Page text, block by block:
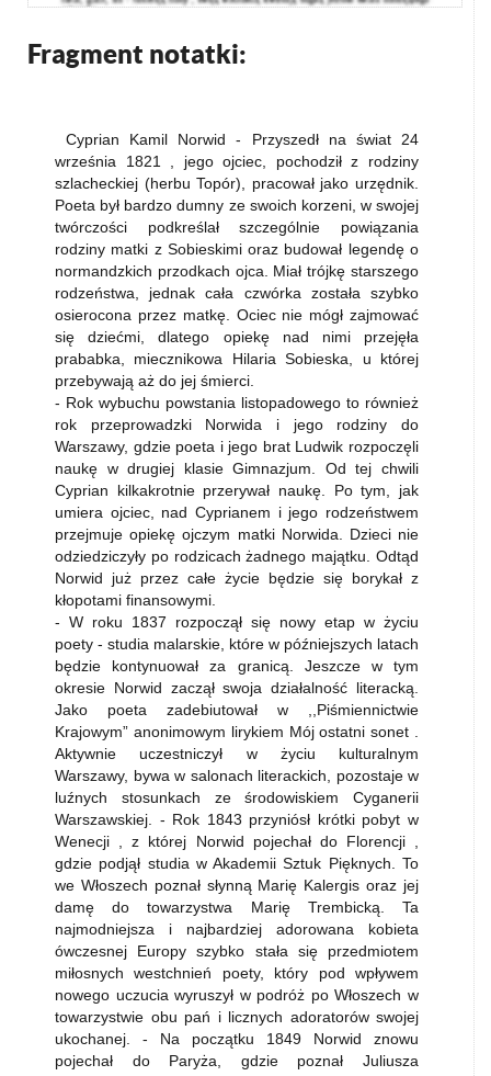
Fragment notatki:
Cyprian Kamil Norwid - Przyszedł na świat 24
września 1821 , jego ojciec, pochodził z rodziny
szlacheckiej (herbu Topór), pracował jako urzędnik.
Poeta był bardzo dumny ze swoich korzeni, w swojej
twórczości podkreślał szczególnie powiązania
rodziny matki z Sobieskimi oraz budował legendę o
normandzkich przodkach ojca. Miał trójkę starszego
rodzeństwa, jednak cała czwórka została szybko
osierocona przez matkę. Ociec nie mógł zajmować
się dziećmi, dlatego opiekę nad nimi przejęła
prababka, miecznikowa Hilaria Sobieska, u której
przebywają aż do jej śmierci.
- Rok wybuchu powstania listopadowego to również
rok przeprowadzki Norwida i jego rodziny do
Warszawy, gdzie poeta i jego brat Ludwik rozpoczęli
naukę w drugiej klasie Gimnazjum. Od tej chwili
Cyprian kilkakrotnie przerywał naukę. Po tym, jak
umiera ojciec, nad Cyprianem i jego rodzeństwem
przejmuje opiekę ojczym matki Norwida. Dzieci nie
odziedziczyły po rodzicach żadnego majątku. Odtąd
Norwid już przez całe życie będzie się borykał z
kłopotami finansowymi.
- W roku 1837 rozpoczął się nowy etap w życiu
poety - studia malarskie, które w późniejszych latach
będzie kontynuował za granicą. Jeszcze w tym
okresie Norwid zaczął swoja działalność literacką.
Jako poeta zadebiutował w ,,Piśmiennictwie
Krajowym” anonimowym lirykiem Mój ostatni sonet .
Aktywnie uczestniczył w życiu kulturalnym
Warszawy, bywa w salonach literackich, pozostaje w
luźnych stosunkach ze środowiskiem Cyganerii
Warszawskiej. - Rok 1843 przyniósł krótki pobyt w
Wenecji , z której Norwid pojechał do Florencji ,
gdzie podjął studia w Akademii Sztuk Pięknych. To
we Włoszech poznał słynną Marię Kalergis oraz jej
damę do towarzystwa Marię Trembicką. Ta
najmodniejsza i najbardziej adorowana kobieta
ówczesnej Europy szybko stała się przedmiotem
miłosnych westchnień poety, który pod wpływem
nowego uczucia wyruszył w podróż po Włoszech w
towarzystwie obu pań i licznych adoratorów swojej
ukochanej. - Na początku 1849 Norwid znowu
pojechał do Paryża, gdzie poznał Juliusza